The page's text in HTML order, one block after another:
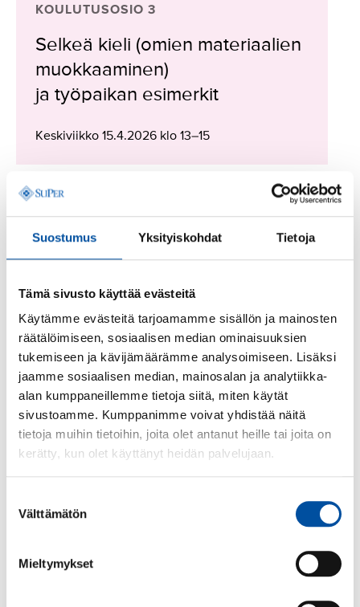
Suostumus Yksityiskohdat Tietoja
Tämä sivusto käyttää evästeitä
Käytämme evästeitä tarjoamamme sisällön ja mainosten
räätälöimiseen, sosiaalisen median ominaisuuksien
tukemiseen ja kävijämäärämme analysoimiseen. Lisäksi
jaamme sosiaalisen median, mainosalan ja analytiikka-
alan kumppaneillemme tietoja siitä, miten käytät
sivustoamme. Kumppanimme voivat yhdistää näitä
tietoja muihin tietoihin, joita olet antanut heille tai joita on
kerätty, kun olet käyttänyt heidän palvelujaan.
valinta
Välttämätön
Mieltymykset
KOULUTUSOSIO 3
Selkeä kieli (omien materiaalien
muokkaaminen)
ja työpaikan esimerkit
Keskiviikko 15.4.2026 klo 13–15
Kieliohjaajakoulutukseen ilmoittautuminen on
päättynyt, koulutus on täynnä.
Mitä hyötyä osallistuja saa?
Osallistuja saa konkreettisia toimintatapoja siihen,
miten tukea opiskelijaa tai vieraskielistä työkaveria
turvallisesti ja rakentavasti erilaisissa työtilanteissa
(esim. ohjaaminen, perehdytys ja arjen työtehtävät).
Koulutus auttaa tunnistamaan, mikä
vuorovaikutuksessa on olennaista, ja miten toimia niin,
että väärinymmärrykset vähenevät ja työ sujuu
perehdytyksessä.
Koulutuksen päätteeksi saat osallistumistodistuksen.